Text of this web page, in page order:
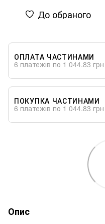
До обраного
ОПЛАТА ЧАСТИНАМИ
6 платежів по 1 044.83 грн
ПОКУПКА ЧАСТИНАМИ
6 платежів по 1 044.83 грн
Опис